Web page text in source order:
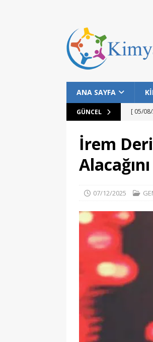
ANA SAYFA
GÜNCEL [ 05/
[ 25/07/
MANŞET
[ 05/
İrem
07/12/2025